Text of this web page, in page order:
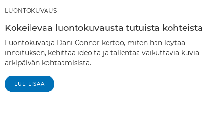
LUONTOKUVAUS
Kokeilevaa luontokuvausta tutuista kohteista
Luontokuvaaja Dani Connor kertoo, miten hän löytää
innoituksen, kehittää ideoita ja tallentaa vaikuttavia kuvia
arkipäivän kohtaamisista.
LUE LISÄÄ